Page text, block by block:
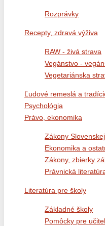
Rozprávky
Recepty, zdravá výživa
RAW - živá strava
Vegánstvo -
Vegetariánska
Ľudové remeslá a
Psychológia
Právo, ekonomika
Zákony
Ekonomika a
Zákony, zbierky
Právnická
Literatúra pre školy
Základné školy
Pomôcky pre